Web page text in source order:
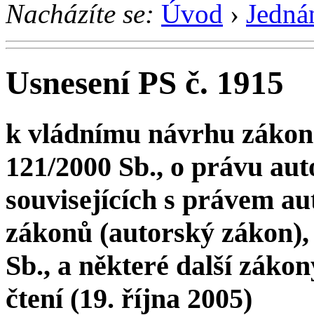
Nacházíte se: Úvod ›
Usnesení PS č. 1915
k vládnímu návrhu
121/2000 Sb., o právu
souvisejících s právem
zákonů (autorský
Sb., a některé další
čtení (19. října 2005)